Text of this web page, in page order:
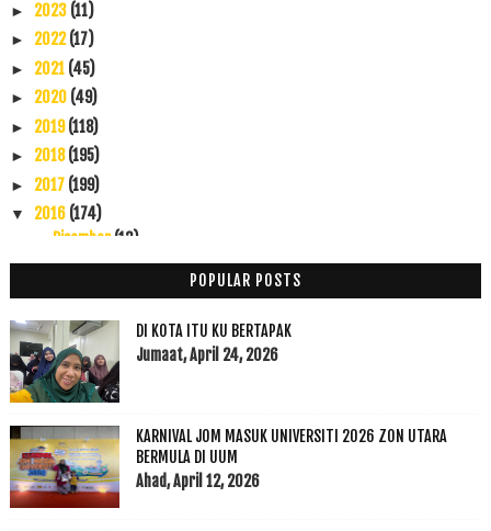
► 2023 (11)
► 2022(17)
► 2021 (45)
► 2020 (49)
► 2019(118)
► 2018(195)
► 2017 (199)
▼ 2016 (174)
Disember(13)
►November(22)
►Oktober(11)
►September (9)
►Ogos(3)
►Julai(5)
►Mei(1)
▼April(10)
Pasaboq vs Mee Rebus
POPULAR POSTS
DI KOTA ITU KU BERTAPAK
Jumaat, April 24, 2026
KARNIVAL JOM MASUK UNIVERSITI 2026 ZON UTARA
BERMULA DI UUM
Ahad, April 12, 2026